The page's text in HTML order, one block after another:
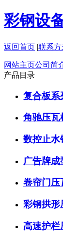
彩钢设
返回首页 |联系方
网站主页公司简
产品目录
复合板系
角驰压瓦
数控止水
广告牌
卷帘门压
彩钢拱形
高速护栏